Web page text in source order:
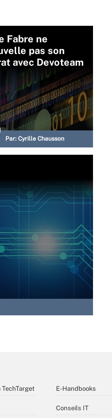
Fabre ne
pas son
avec Devoteam
Par: Cyrille Chausson
E-Handbooks
Conseils IT